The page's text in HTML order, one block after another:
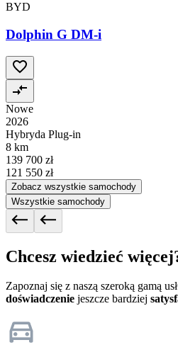
BYD
Dolphin G DM-i
Nowe
2026
Hybryda Plug-in
8 km
139 700 zł
121 550 zł
Zobacz wszystkie samochody
Wszystkie samochody
Chcesz wiedzieć
Zapoznaj się z naszą szeroką gamą
doświadczenie jeszcze bardziej